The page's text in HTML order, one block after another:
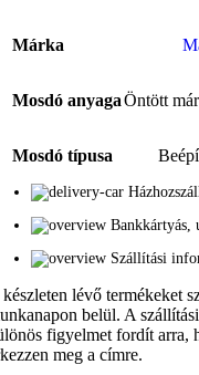
Márka
Mosdó anyagaÖntött
Mosdó típusa
Bankkártyás,
Szállítási
lévő termékeket
belül. A
figyelmet fordít arra,
meg a címre.